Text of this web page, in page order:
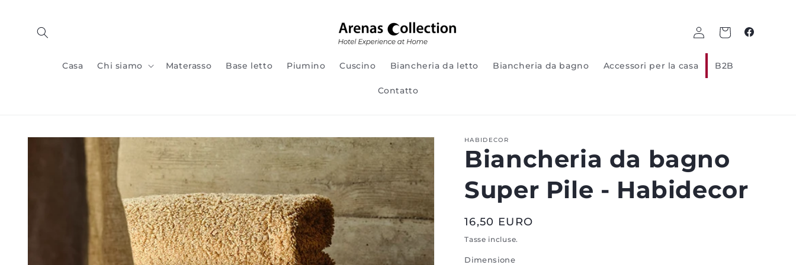
Casa Chi siamo Materasso Base letto Piumino Cuscino Biancheria da letto Biancheria da bagno Accessori per la casa B2B
Contatto
Log
in
Carrello
Facebook
Vai alle
informazioni
HABIDECOR
Biancheria da bagno
Super Pile - Habidecor
Prezzo
normale
16,50 EURO
Tasse incluse.
Dimensione